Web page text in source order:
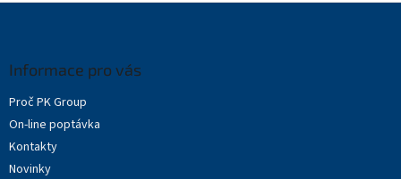
Informace pro vás
Proč PK Group
On-line poptávka
Kontakty
Novinky